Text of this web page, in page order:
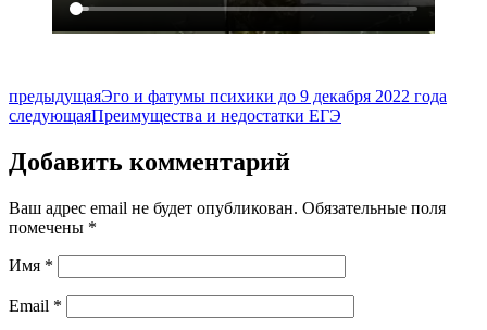
предыдущаяЭго и фатумы психики до 9 декабря 2022 года
следующаяПреимущества и недостатки ЕГЭ
Добавить комментарий
Ваш адрес email не будет опубликован. Обязательные поля
помечены *
Имя *
Email *